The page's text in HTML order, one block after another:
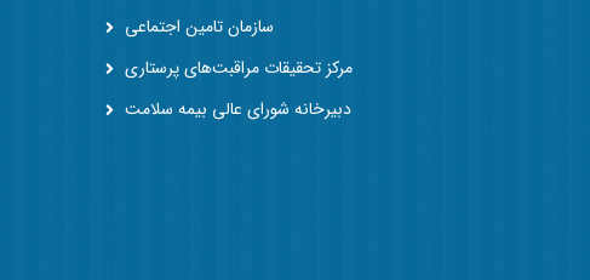
سازمان تامین اجتماعی
مرکز تحقیقات مراقبت‌های پرستاری
دبیرخانه شورای عالی بیمه سلامت